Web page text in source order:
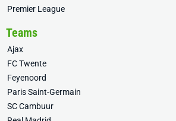
Premier League
Teams
Ajax
FC Twente
Feyenoord
Paris Saint-Germain
SC Cambuur